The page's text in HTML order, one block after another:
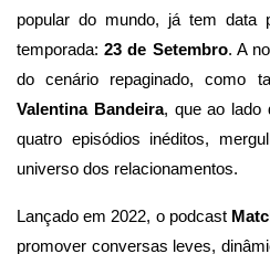
popular do mundo, já tem data
temporada:23 de Setembro. A
do cenário repaginado, como
Valentina Bandeira, que ao lado
quatro episódios inéditos,
universo dos relacionamentos.
Lançado em 2022, o podcast
promover conversas leves,